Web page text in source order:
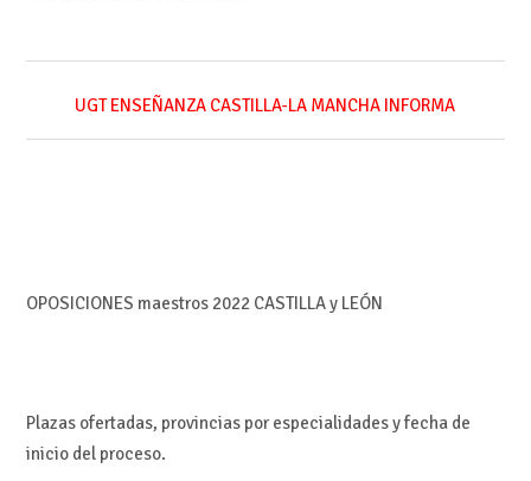
UGT ENSEÑANZA CASTILLA-LA MANCHA INFORMA
OPOSICIONES maestros 2022 CASTILLA y LEÓN
Plazas ofertadas, provincias por especialidades y fecha de
inicio del proceso.